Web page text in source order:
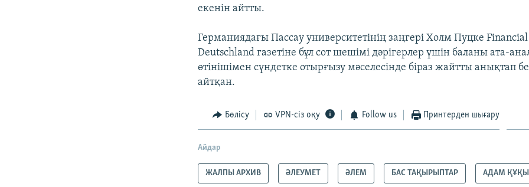
екенін айтты.
Германиядағы Пассау университетінің заңгері Холм Пуцке
Deutschland газетіне бұл сот шешімі дәрігерлер үшін баланы ата-
өтінішімен сүндетке отырғызу мәселесінде біраз жайтты анықтап
айтқан.
Бөлісу VPN-сіз оқу Follow us Принтерден шығару
Айдар
ЖАЛПЫ АРХИВ ӘЛЕУМЕТ ӘЛЕМ БАС ТАҚЫРЫПТАР АДАМ